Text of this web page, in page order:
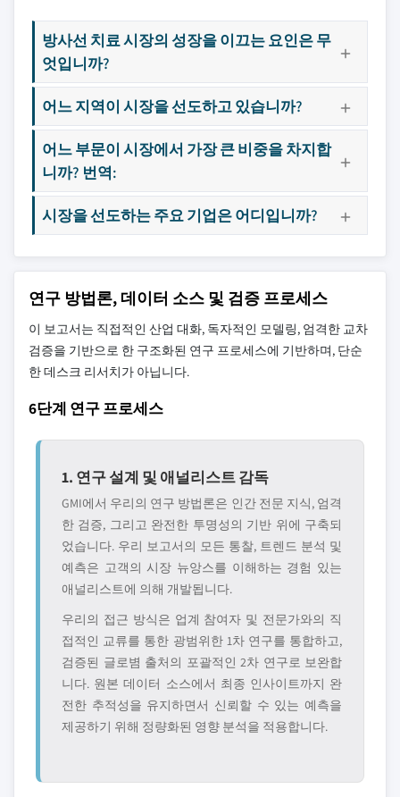
방사선 치료 시장의 성장을 이끄는 요인은 무
엇입니까?
어느 지역이 시장을 선도하고 있습니까?
어느 부문이 시장에서 가장 큰 비중을 차지합
니까? 번역:
시장을 선도하는 주요 기업은 어디입니까?
연구 방법론, 데이터 소스 및 검증 프로세스
이 보고서는 직접적인 산업 대화, 독자적인 모델링, 엄격한 교차
검증을 기반으로 한 구조화된 연구 프로세스에 기반하며, 단순
한 데스크 리서치가 아닙니다.
6단계 연구 프로세스
1. 연구 설계 및 애널리스트 감독
GMI에서 우리의 연구 방법론은 인간 전문 지식, 엄격
한 검증, 그리고 완전한 투명성의 기반 위에 구축되
었습니다. 우리 보고서의 모든 통찰, 트렌드 분석 및
예측은 고객의 시장 뉴앙스를 이해하는 경험 있는
애널리스트에 의해 개발됩니다.
우리의 접근 방식은 업계 참여자 및 전문가와의 직
접적인 교류를 통한 광범위한 1차 연구를 통합하고,
검증된 글로볌 출처의 포괄적인 2차 연구로 보완합
니다. 원본 데이터 소스에서 최종 인사이트까지 완
전한 추적성을 유지하면서 신뢰할 수 있는 예측을
제공하기 위해 정량화된 영향 분석을 적용합니다.